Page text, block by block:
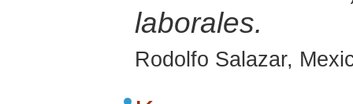
laborales.
Rodolfo Salazar,